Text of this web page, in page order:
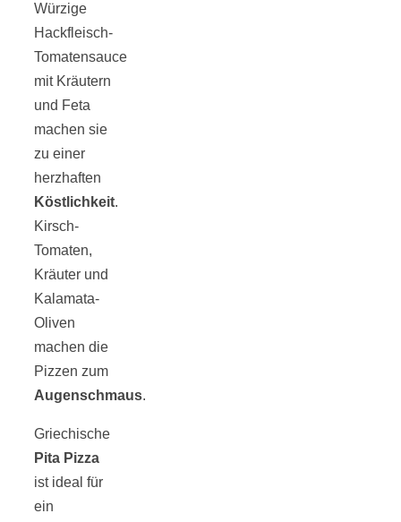
Würzige
Hackfleisch-
Tomatensauce
mit Kräutern
und Feta
machen sie
zu einer
herzhaften
Köstlichkeit.
Kirsch-
Tomaten,
Kräuter und
Kalamata-
Oliven
machen die
Pizzen zum
Augenschmaus.
Griechische
Pita Pizza
ist ideal für
ein